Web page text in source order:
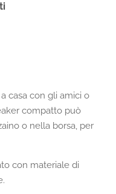
a casa con gli amici o
compatto può
o nella borsa, per
con materiale di